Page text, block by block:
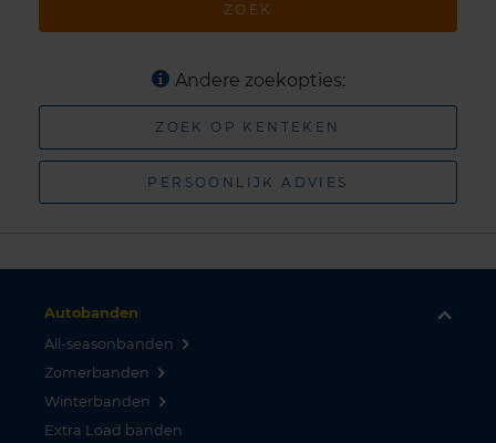
ZOEK
Andere zoekopties:
ZOEK OP KENTEKEN
PERSOONLIJK ADVIES
Autobanden
All-seasonbanden
Zomerbanden
Winterbanden
Extra Load banden